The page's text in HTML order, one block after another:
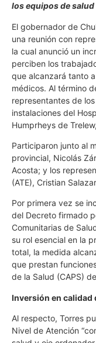
los equipos de
El gobernador de
una reunión con
la cual anunció un
perciben los
que alcanzará tanto
médicos. Al término
representantes de
instalaciones del
Humprheys de
Participaron junto al
provincial, Nicolás
Acosta; y los
(ATE), Cristian
Por primera vez se
del Decreto firmado
Comunitarias de
su rol esencial en la
total, la medida
que prestan
de la Salud (CAPS)
Inversión en calidad
Al respecto, Torres
Nivel de Atención